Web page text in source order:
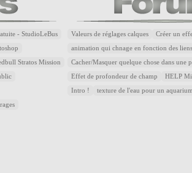
- StudioLeBus
Stratos Mission
Valeurs de réglages calques Créer un
animation qui chnage en fonction des liens
Cacher/Masquer quelque chose dans une
Effet de profondeur de champ HELP
Intro ! texture de l'eau pour un aquarium